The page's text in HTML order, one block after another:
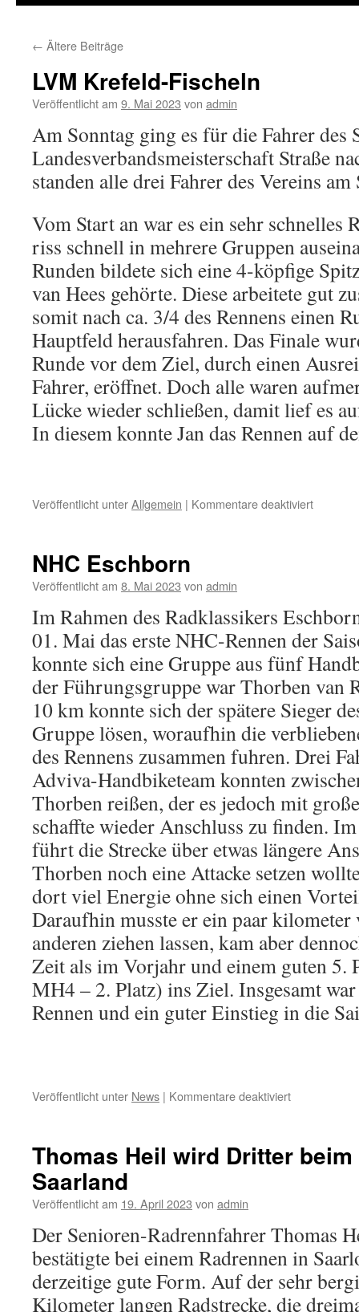
← Ältere Beiträge
LVM Krefeld-Fischeln
Veröffentlicht am 9. Mai 2023 von admin
Am Sonntag ging es für die Fahrer des
Landesverbandsmeisterschaft Straße
standen alle drei Fahrer des Vereins am
Vom Start an war es ein sehr schnelles
riss schnell in mehrere Gruppen
Runden bildete sich eine 4-köpfige
van Hees gehörte. Diese arbeitete gut
somit nach ca. 3/4 des Rennens einen
Hauptfeld herausfahren. Das Finale
Runde vor dem Ziel, durch einen
Fahrer, eröffnet. Doch alle waren
Lücke wieder schließen, damit lief es
In diesem konnte Jan das Rennen auf
Veröffentlicht unterAllgemein | Kommentare deaktiviert
NHC Eschborn
Veröffentlicht am 8. Mai 2023 von admin
Im Rahmen des Radklassikers
01. Mai das erste NHC-Rennen der
konnte sich eine Gruppe aus fünf
der Führungsgruppe war Thorben van
10 km konnte sich der spätere Sieger
Gruppe lösen, woraufhin die
des Rennens zusammen fuhren. Drei
Adviva-Handbiketeam konnten
Thorben reißen, der es jedoch mit
schaffte wieder Anschluss zu finden.
führt die Strecke über etwas längere
Thorben noch eine Attacke setzen
dort viel Energie ohne sich einen
Daraufhin musste er ein paar
anderen ziehen lassen, kam aber
Zeit als im Vorjahr und einem guten 5.
MH4 – 2. Platz) ins Ziel. Insgesamt war
Rennen und ein guter Einstieg in die
Veröffentlicht unter News | Kommentare deaktiviert
Thomas Heil wird Dritter
Saarland
Veröffentlicht am 19. April 2023 von admin
Der Senioren-Radrennfahrer Thomas
bestätigte bei einem Radrennen in
derzeitige gute Form. Auf der sehr
Kilometer langen Radstrecke, die